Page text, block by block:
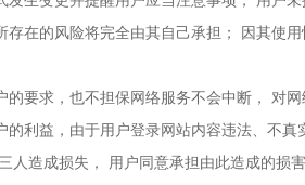
在的风险将完全由其自己承担； 因其使
要求，也不担保网络服务不会中断， 对
利益，由于用户登录网站内容违法、不
造成损失， 用户同意承担由此造成的损害